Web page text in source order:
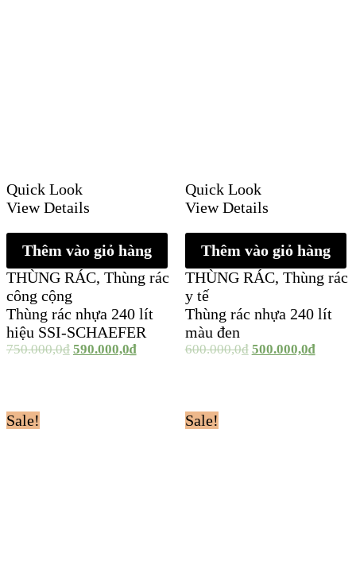
Quick Look
View Details
Thêm vào giỏ hàng
THÙNG RÁC, Thùng rác
công cộng
Thùng rác nhựa 240 lít
hiệu SSI-SCHAEFER
750.000,0₫ 590.000,0₫
Quick Look
View Details
Thêm vào giỏ hàng
THÙNG RÁC, Thùng rác
y tế
Thùng rác nhựa 240 lít
màu đen
600.000,0₫ 500.000,0₫
Sale! Sale!